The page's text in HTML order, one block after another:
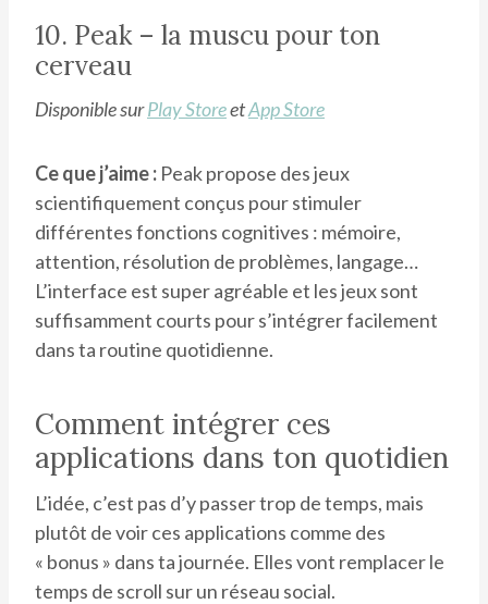
10. Peak – la muscu pour ton
cerveau
Disponible surPlay StoreetApp Store
Ce que j’aime : Peak propose des jeux
scientifiquement conçus pour stimuler
différentes fonctions cognitives : mémoire,
attention, résolution de problèmes, langage…
L’interface est super agréable et les jeux sont
suffisamment courts pour s’intégrer facilement
dans ta routine quotidienne.
Comment intégrer ces
applications dans ton quotidien
L’idée, c’est pas d’y passer trop de temps, mais
plutôt de voir ces applications comme des
« bonus » dans ta journée. Elles vont remplacer le
temps de scroll sur un réseau social.